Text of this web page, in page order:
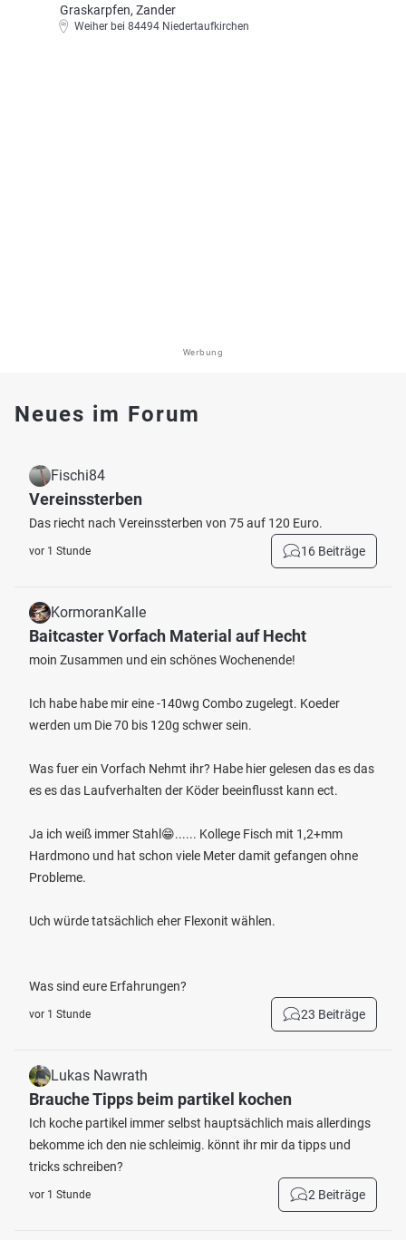
Graskarpfen, Zander
Weiher bei 84494 Niedertaufkirchen
Werbung
Neues im Forum
Fischi84
Vereinssterben
Das riecht nach Vereinssterben von 75 auf 120 Euro.
vor 1 Stunde 16 Beiträge
KormoranKalle
Baitcaster Vorfach Material auf Hecht
moin Zusammen und ein schönes Wochenende!
Ich habe habe mir eine -140wg Combo zugelegt. Koeder
werden um Die 70 bis 120g schwer sein.
Was fuer ein Vorfach Nehmt ihr? Habe hier gelesen das es das
es es das Laufverhalten der Köder beeinflusst kann ect.
Ja ich weiß immer Stahl😁...... Kollege Fisch mit 1,2+mm
Hardmono und hat schon viele Meter damit gefangen ohne
Probleme.
Uch würde tatsächlich eher Flexonit wählen.
Was sind eure Erfahrungen?
vor 1 Stunde 23 Beiträge
Lukas Nawrath
Brauche Tipps beim partikel kochen
Ich koche partikel immer selbst hauptsächlich mais allerdings
bekomme ich den nie schleimig. könnt ihr mir da tipps und
tricks schreiben?
vor 1 Stunde 2 Beiträge